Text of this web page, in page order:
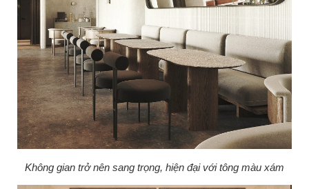
Không gian trở nên sang trọng, hiện đại với tông màu xám